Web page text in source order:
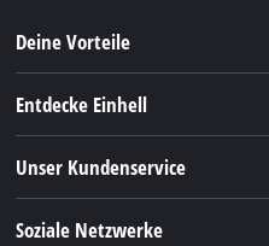
Deine Vorteile
Entdecke Einhell
Nachhaltigkeit
Unser Kundenservice
Soziale Netzwerke